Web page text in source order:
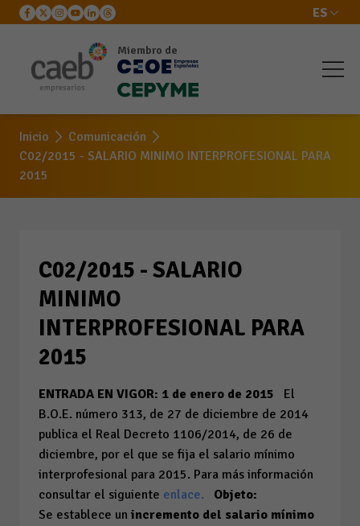
ES
Miembro de
Inicio
Comunicación
C02/2015 - SALARIO MINIMO INTERPROFESIONAL PARA
2015
C02/2015 - SALARIO
MINIMO
INTERPROFESIONAL PARA
2015
ENTRADA EN VIGOR: 1 de enero de 2015 El
B.O.E. número 313, de 27 de diciembre de 2014
publica el Real Decreto 1106/2014, de 26 de
diciembre, por el que se fija el salario mínimo
interprofesional para 2015. Para más información
consultar el siguiente enlace.
Objeto:
Se establece un incremento del salario mínimo